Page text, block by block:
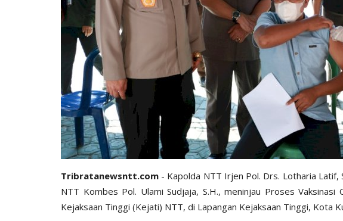
Tribratanewsntt.com - Kapolda NTT Irjen Pol. Drs. Lotharia Latif,
NTT Kombes Pol. Ulami Sudjaja, S.H., meninjau Proses Vaksinasi
Kejaksaan Tinggi (Kejati) NTT, di Lapangan Kejaksaan Tinggi, Kota